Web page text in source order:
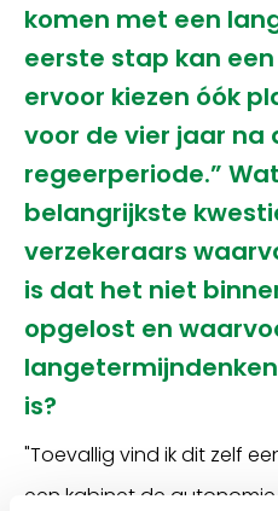
komen met een
eerste stap kan
ervoor kiezen óók
voor de vier jaar na
regeerperiode.”
belangrijkste
verzekeraars
is dat het niet
opgelost en
is?
"Toevallig vind ik dit zelf
een kabinet de